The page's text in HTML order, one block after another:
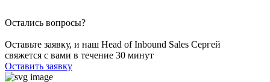
Остались вопросы?
Оставьте заявку, и наш Head of Inbound Sales Сергей
свяжется с вами в течение 30 минут
Оставить заявку